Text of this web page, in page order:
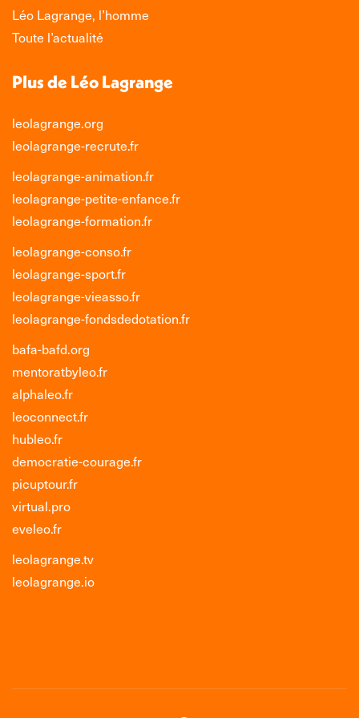
Léo Lagrange, l’homme
Toute l’actualité
Plus de Léo Lagrange
leolagrange.org
leolagrange-recrute.fr
leolagrange-animation.fr
leolagrange-petite-enfance.fr
leolagrange-formation.fr
leolagrange-conso.fr
leolagrange-sport.fr
leolagrange-vieasso.fr
leolagrange-fondsdedotation.fr
bafa-bafd.org
mentoratbyleo.fr
alphaleo.fr
leoconnect.fr
hubleo.fr
democratie-courage.fr
picuptour.fr
virtual.pro
eveleo.fr
leolagrange.tv
leolagrange.io